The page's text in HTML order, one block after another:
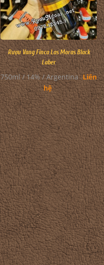
Rượu Vang Finca Las Moras Black
Laber
750ml / 14% / Argentina Liên
hệ